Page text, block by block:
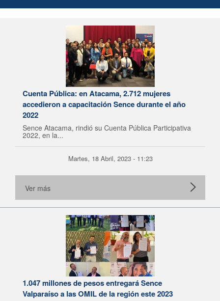
Cuenta Pública: en Atacama, 2.712 mujeres
accedieron a capacitación Sence durante el año
2022
Sence Atacama, rindió su Cuenta Pública Participativa
2022, en la...
Martes, 18 Abril, 2023 - 11:23
Ver más
1.047 millones de pesos entregará Sence
Valparaíso a las OMIL de la región este 2023